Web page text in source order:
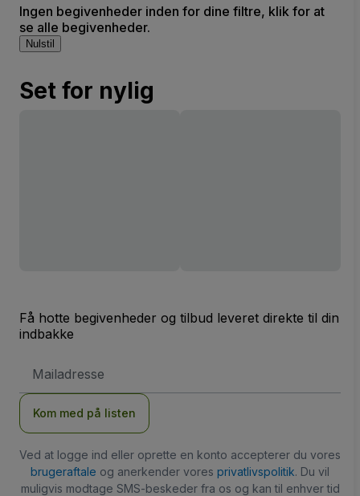
Ingen begivenheder inden for dine filtre, klik for at
se alle begivenheder.
Nulstil
Set for nylig
Få hotte begivenheder og tilbud leveret direkte til din
indbakke
adresse
Kom med på listen
Ved at logge ind eller oprette en konto accepterer du vores
brugeraftale og anerkender vores privatlivspolitik. Du vil
muligvis modtage SMS-beskeder fra os og kan til enhver tid